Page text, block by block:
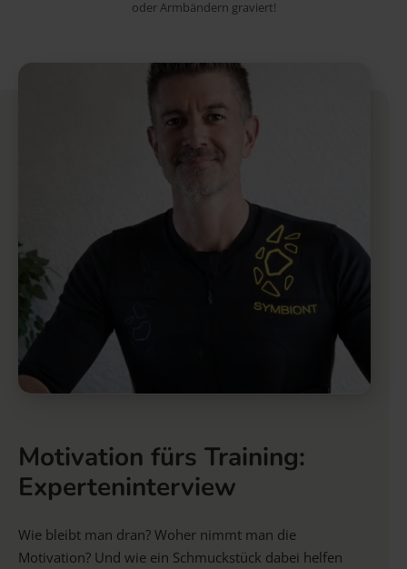
oder Armbändern graviert!
Motivation fürs Training:
Experteninterview
Wie bleibt man dran? Woher nimmt man die
Motivation? Und wie ein Schmuckstück dabei helfen